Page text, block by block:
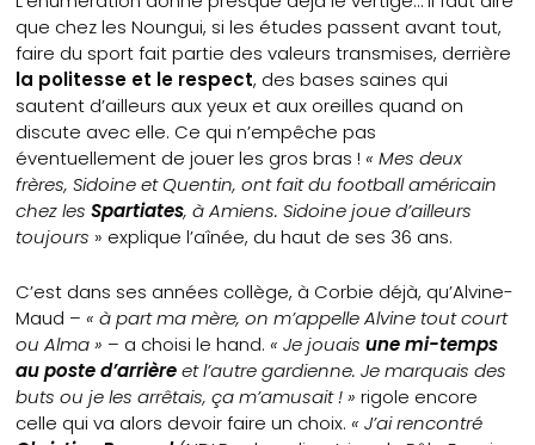
que chez les Noungui, si les études passent avant tout,
faire du sport fait partie des valeurs transmises, derrière
la politesse et le respect, des bases saines qui
sautent d’ailleurs aux yeux et aux oreilles quand on
discute avec elle. Ce qui n’empêche pas
éventuellement de jouer les gros bras !« Mes deux
frères, Sidoine et Quentin, ont fait du football américain
chez lesSpartiates, à Amiens. Sidoine joue d’ailleurs
toujours » explique l’aînée, du haut de ses 36 ans.
C’est dans ses années collège, à Corbie déjà, qu’Alvine-
Maud –« à part ma mère, on m’appelle Alvine tout court
ou Alma » – a choisi le hand.« Je jouaisune mi-temps
au poste d’arrièreet l’autre gardienne. Je marquais des
buts ou je les arrêtais, ça m’amusait ! »rigole encore
celle qui va alors devoir faire un choix.« J’ai rencontré